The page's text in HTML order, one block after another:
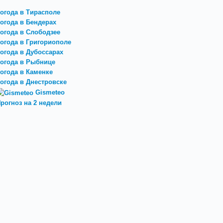
в Тирасполе
в Бендерах
в Слободзее
в Григориополе
в Дубоссарах
в Рыбнице
в Каменке
в Днестровске
Gismeteo
на 2 недели